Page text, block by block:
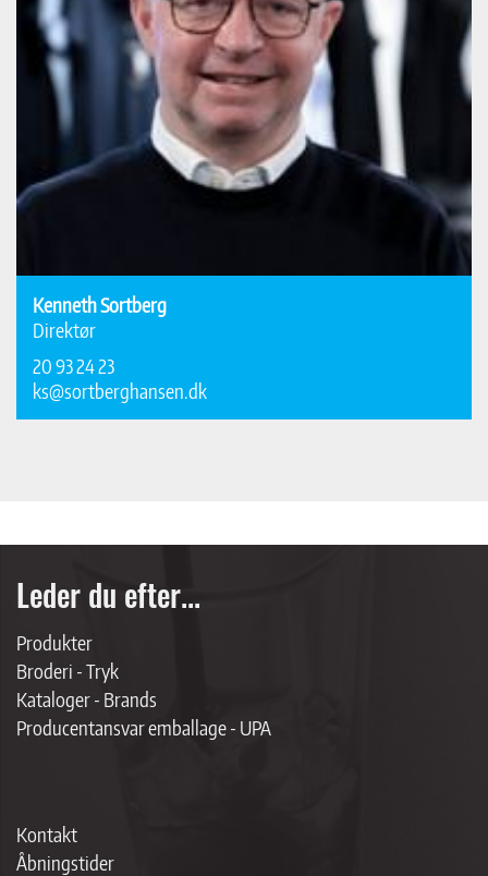
Kenneth Sortberg
Direktør
20 93 24 23
ks@sortberghansen.dk
Leder du efter...
Produkter
Broderi - Tryk
Kataloger - Brands
Producentansvar emballage - UPA
Kontakt
Åbningstider